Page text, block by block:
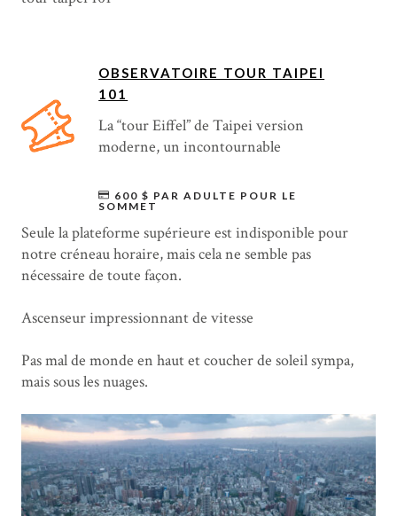
OBSERVATOIRE TOUR TAIPEI
101
La “tour Eiffel” de Taipei version
moderne, un incontournable
600 $ PAR ADULTE POUR LE
SOMMET
Seule la plateforme supérieure est indisponible pour
notre créneau horaire, mais cela ne semble pas
nécessaire de toute façon.
Ascenseur impressionnant de vitesse
Pas mal de monde en haut et coucher de soleil sympa,
mais sous les nuages.